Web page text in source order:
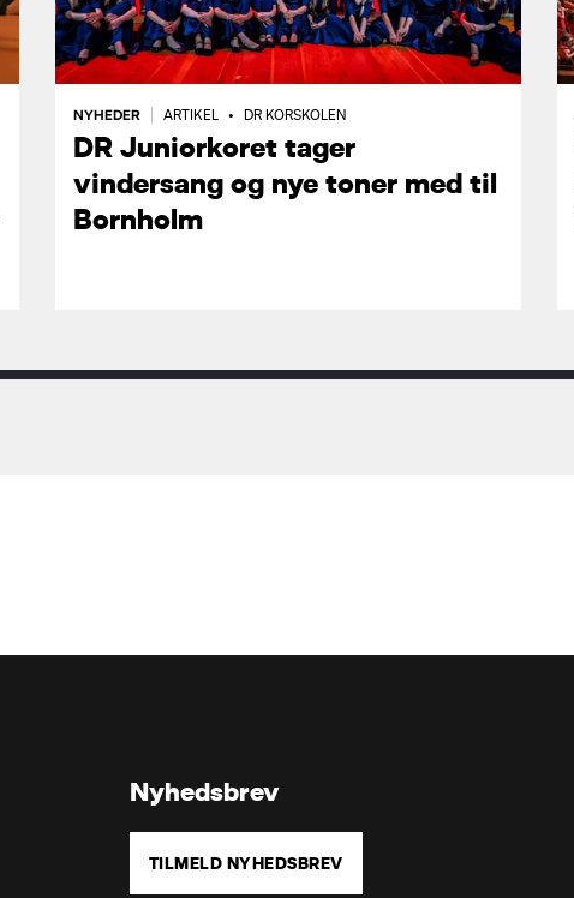
NYHEDER ARTIKEL • DR KORSKOLEN
DR Juniorkoret tager
vindersang og nye toner med til
Bornholm
Nyhedsbrev
TILMELD NYHEDSBREV